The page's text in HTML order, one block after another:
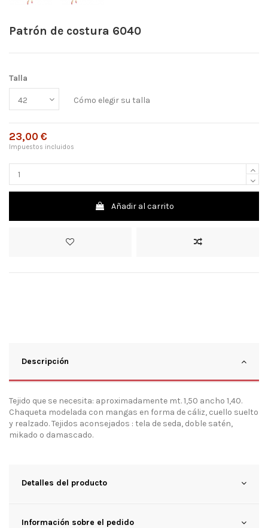
Patrón de costura 6040
Talla
Cómo elegir su talla
23,00 €
Impuestos incluidos
Añadir al carrito
Descripción
Tejido que se necesita: aproximadamente mt. 1,50 ancho 1,40.
Chaqueta modelada con mangas en forma de cáliz, cuello suelto
y realzado. Tejidos aconsejados : tela de seda, doble satén,
mikado o damascado.
Detalles del producto
Información sobre el pedido